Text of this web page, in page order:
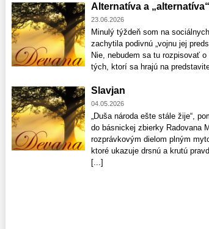
Alternatíva a
23.06.2026
Minulý týždeň som na
zachytila podivnú „vojnu jej
Nie, nebudem sa tu rozpisovať
tých, ktorí sa hrajú na
Slavjan
04.05.2026
„Duša národa ešte stále žije“,
do básnickej zbierky Radovana
rozprávkovým dielom plným
ktoré ukazuje drsnú a krutú
[...]